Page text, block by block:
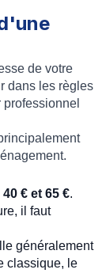
de votre
dans les règles
40 € et 65 €.
il faut
généralement
classique, le